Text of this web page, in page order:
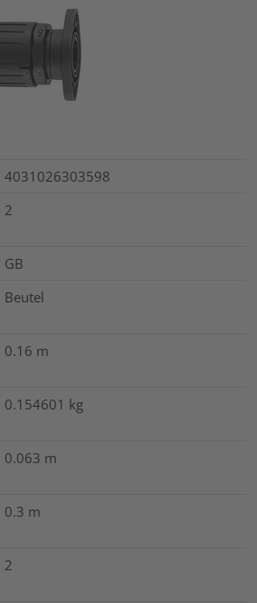
4031026303598
2
GB
Beutel
0.16 m
0.154601 kg
0.063 m
0.3 m
2